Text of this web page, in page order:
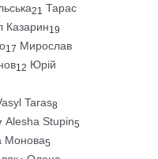
21 Тарас
Казарин19
17 Мирослав
12 Юрій
Taras8
Alesha Stupin5
Монова5